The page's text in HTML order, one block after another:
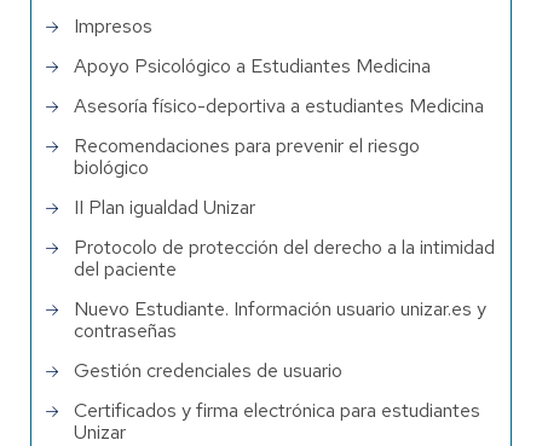
Impresos
Apoyo Psicológico a Estudiantes Medicina
Asesoría físico-deportiva a estudiantes Medicina
Recomendaciones para prevenir el riesgo
biológico
II Plan igualdad Unizar
Protocolo de protección del derecho a la intimidad
del paciente
Nuevo Estudiante. Información usuario unizar.es y
contraseñas
Gestión credenciales de usuario
Certificados y firma electrónica para estudiantes
Unizar